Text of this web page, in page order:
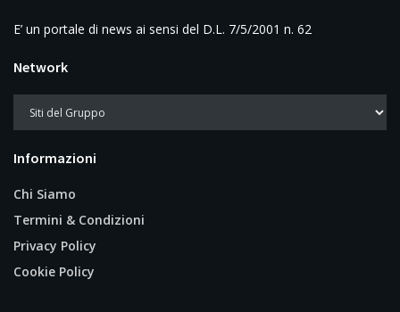
E’ un portale di news ai sensi del D.L. 7/5/2001 n. 62
Network
Informazioni
Chi Siamo
Termini & Condizioni
Privacy Policy
Cookie Policy